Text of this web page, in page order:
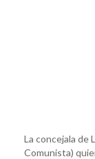
La concejala de
Comunista)